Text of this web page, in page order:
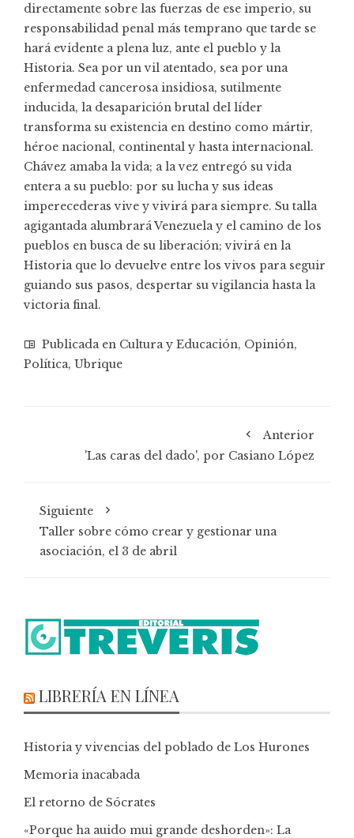
directamente sobre las fuerzas de ese imperio, su
responsabilidad penal más temprano que tarde se
hará evidente a plena luz, ante el pueblo y la
Historia. Sea por un vil atentado, sea por una
enfermedad cancerosa insidiosa, sutilmente
inducida, la desaparición brutal del líder
transforma su existencia en destino como mártir,
héroe nacional, continental y hasta internacional.
Chávez amaba la vida; a la vez entregó su vida
entera a su pueblo: por su lucha y sus ideas
imperecederas vive y vivirá para siempre. Su talla
agigantada alumbrará Venezuela y el camino de los
pueblos en busca de su liberación; vivirá en la
Historia que lo devuelve entre los vivos para seguir
guiando sus pasos, despertar su vigilancia hasta la
victoria final.
Publicada en Cultura y Educación, Opinión,
Política, Ubrique
Anterior
'Las caras del dado', por Casiano López
Siguiente
Taller sobre cómo crear y gestionar una
asociación, el 3 de abril
LIBRERÍA EN LÍNEA
Historia y vivencias del poblado de Los Hurones
Memoria inacabada
El retorno de Sócrates
«Porque ha auido mui grande deshorden»: La